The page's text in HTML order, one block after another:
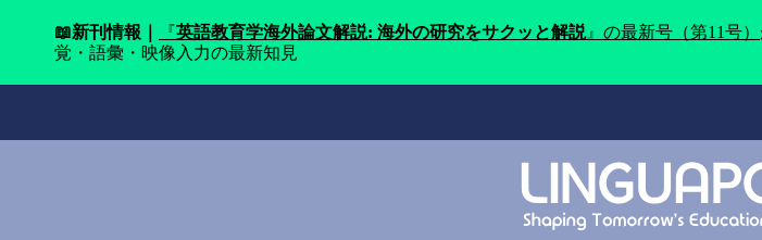
📖新刊情報｜ 『英語教育学海外論文解説: 海外の研究をサクッと解説』の最新号（第11号）
覚・語彙・映像入力の最新知見